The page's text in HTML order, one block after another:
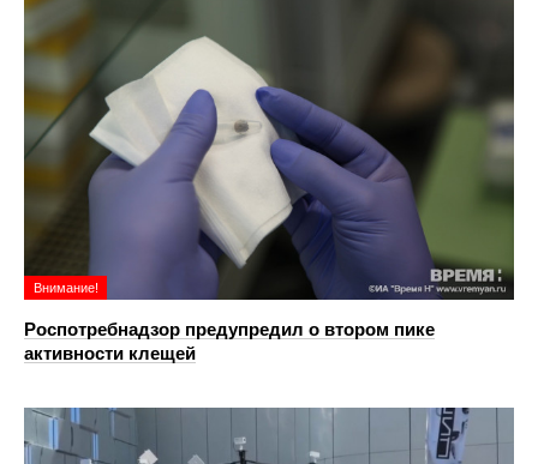
Внимание!
Роспотребнадзор предупредил о втором пике
активности клещей